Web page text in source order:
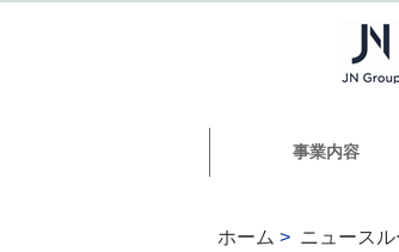
事業内容
ホーム > ニュースル